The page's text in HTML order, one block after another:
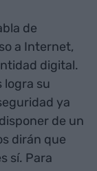
de
a Internet,
digital.
logra su
ya
de un
dirán que
sí. Para